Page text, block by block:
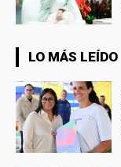
LO MÁS LEÍDO